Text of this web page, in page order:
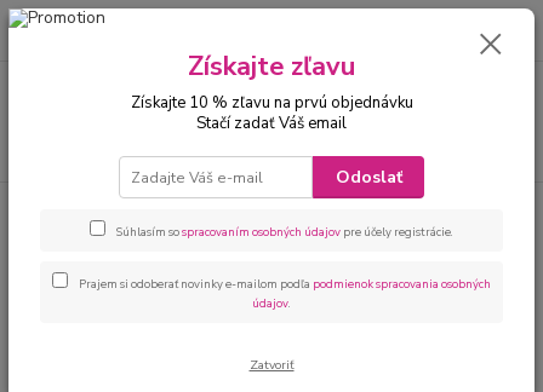
00421 905 612848 za0 €
MANCHESTER pre chlapcov bledomodrý
Dres MANCHESTER pre chlapcov
Získajte zľavu
Získajte 10 % zľavu na prvú objednávku
Stačí zadať Váš email
Odoslať
Súhlasím sospracovaním osobných údajov pre účely registrácie.
Prajem si odoberať novinky e-mailom podľa podmienok spracovania osobných
údajov.
Zatvoriť